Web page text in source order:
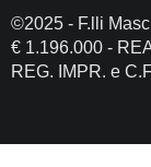
©2025 - F.lli
€ 1.196.000 -
REG. IMPR. e